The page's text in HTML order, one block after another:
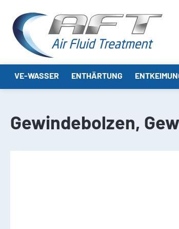
Zur Hauptnavigation springen
VE-WASSER ENTHÄRTUNG
Gewindebolzen,